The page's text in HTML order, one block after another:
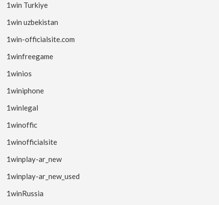
1win Turkiye
1win uzbekistan
1win-officialsite.com
1winfreegame
1winios
1winiphone
1winlegal
1winoffic
1winofficialsite
1winplay-ar_new
1winplay-ar_new_used
1winRussia